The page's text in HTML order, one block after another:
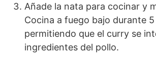
Añade la nata para cocinar y
Cocina a fuego bajo durante
permitiendo que el curry se
ingredientes del pollo.